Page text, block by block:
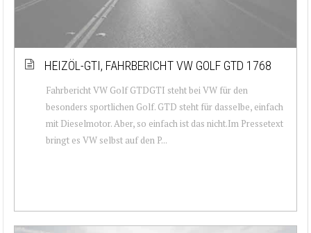
HEIZÖL-GTI, FAHRBERICHT VW GOLF GTD 1768
Fahrbericht VW Golf GTDGTI steht bei VW für den
besonders sportlichen Golf. GTD steht für dasselbe, einfach
mit Dieselmotor. Aber, so einfach ist das nicht.Im Pressetext
bringt es VW selbst auf den P...